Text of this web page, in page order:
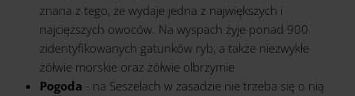
znana z tego, że wydaje jedna z największych i
najcięższych owoców. Na wyspach żyje ponad 900
zidentyfikowanych gatunków ryb, a także niezwykłe
żółwie morskie oraz żółwie olbrzymie
Pogoda - na Seszelach w zasadzie nie trzeba się o nią